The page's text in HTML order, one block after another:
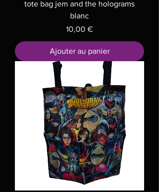
tote bag jem and the holograms
blanc
Prix
10,00 €
Ajouter au panier